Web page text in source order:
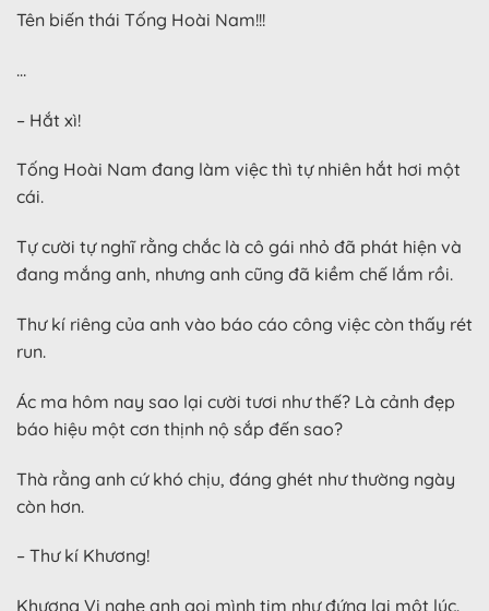
Tên biến thái Tống Hoài Nam!!!
…
– Hắt xì!
Tống Hoài Nam đang làm việc thì tự nhiên hắt hơi một
cái.
Tự cười tự nghĩ rằng chắc là cô gái nhỏ đã phát hiện và
đang mắng anh, nhưng anh cũng đã kiềm chế lắm rồi.
Thư kí riêng của anh vào báo cáo công việc còn thấy rét
run.
Ác ma hôm nay sao lại cười tươi như thế? Là cảnh đẹp
báo hiệu một cơn thịnh nộ sắp đến sao?
Thà rằng anh cứ khó chịu, đáng ghét như thường ngày
còn hơn.
– Thư kí Khương!
Khương Vi nghe anh gọi mình tim như đứng lại một lúc.